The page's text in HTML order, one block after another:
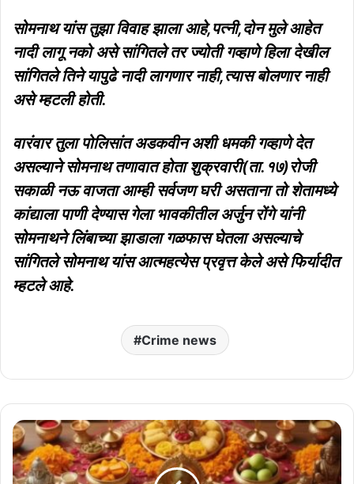
सोमनाथ यांस तुझा विवाह झाला आहे,पत्नी,दोन मुले आहेत
नादी लागू नको असे सांगितले तर ज्योती गव्हाणे हिला देखील
सांगितले तिने यापुढे नादी लागणार नाही,त्यास बोलणार नाही
असे म्हटली होती.
वारंवार तुला पोलिसांत अडकवीन अशी धमकी गव्हाणे देत
असल्याने सोमनाथ तणावात होता शुक्रवारी(ता.१७)रोजी
सकाळी नऊ वाजता आम्ही सर्वजण घरी असताना तो शेतामध्ये
कांद्याला पाणी देण्यास गेला भावकीतील अर्जुन रोंगे यांनी
सोमनाथने लिंबाच्या झाडाला गळफास घेतला असल्याचे
सांगितले सोमनाथ यांस आत्महत्येस प्रवृत्त केले असे फिर्यादीत
म्हटले आहे.
Crime news
धनत्रयोदशीला
या
गोष्टींचा
दाखवा